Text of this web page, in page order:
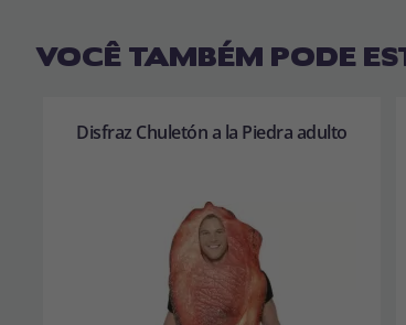
VOCÊ TAMBÉM PODE
Disfraz Chuletón a la Piedra adulto